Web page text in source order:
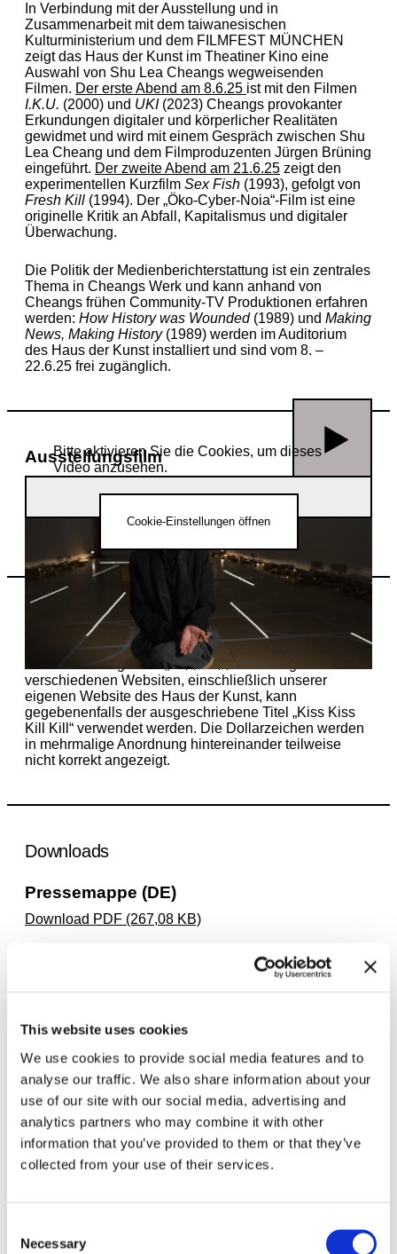
This website uses cookies
We use cookies to provide social media features and to
analyse our traffic. We also share information about your
use of our site with our social media, advertising and
analytics partners who may combine it with other
information that you’ve provided to them or that they’ve
collected from your use of their services.
Selection
Necessary
In Verbindung mit der Ausstellung und in
Zusammenarbeit mit dem taiwanesischen
Kulturministerium und dem FILMFEST MÜNCHEN
zeigt das Haus der Kunst im Theatiner Kino eine
Auswahl von Shu Lea Cheangs wegweisenden
Filmen. Der erste Abend am 8.6.25 ist mit den Filmen
I.K.U. (2000) und UKI (2023) Cheangs provokanter
Erkundungen digitaler und körperlicher Realitäten
gewidmet und wird mit einem Gespräch zwischen Shu
Lea Cheang und dem Filmproduzenten Jürgen Brüning
eingeführt. Der zweite Abend am 21.6.25 zeigt den
experimentellen Kurzfilm Sex Fish (1993), gefolgt von
Fresh Kill (1994). Der „Öko-Cyber-Noia“-Film ist eine
originelle Kritik an Abfall, Kapitalismus und digitaler
Überwachung.
Die Politik der Medienberichterstattung ist ein zentrales
Thema in Cheangs Werk und kann anhand von
Cheangs frühen Community-TV Produktionen erfahren
werden: How History was Wounded (1989) und Making
News, Making History (1989) werden im Auditorium
des Haus der Kunst installiert und sind vom 8. –
22.6.25 frei zugänglich.
Ausstellungsfilm
Bitte aktivieren Sie die Cookies, um dieses
Video anzusehen.
Cookie-Einstellungen öffnen
Ausstellungsfilm zu „Shu Lea Cheang. KI$$ KI$$“
Aufgrund technischer Probleme bei der Darstellung
des Ausstellungstitels „KI$$ KI$$“ auf Google und
verschiedenen Websiten, einschließlich unserer
eigenen Website des Haus der Kunst, kann
gegebenenfalls der ausgeschriebene Titel „Kiss Kiss
Kill Kill“ verwendet werden. Die Dollarzeichen werden
in mehrmalige Anordnung hintereinander teilweise
nicht korrekt angezeigt.
Downloads
Pressemappe (DE)
Download PDF (267,08 KB)
Werkliste
Download PDF (537,11 KB)
Wandtext (DE | EN)
Download PDF (122,93 KB)
Labels (DE | EN)